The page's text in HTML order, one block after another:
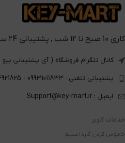
کاری 10 صبح تا 12 شب , پشتیبانی 24 ساعته
کانال تلگرام فروشگاه ( آی پشتیبانی بیو
پشتیبانی تلفنی : 09931011833 - 09354921825
ایمیل : Support@key-mart.ir
خدمات کاربر
خاموش کردن گارد استیم